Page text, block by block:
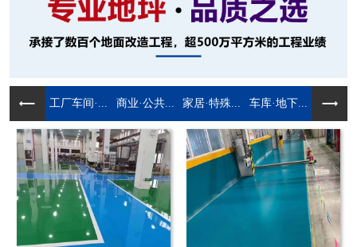
工厂车间·... 商业·公共... 家居·特殊... 车库·地下...